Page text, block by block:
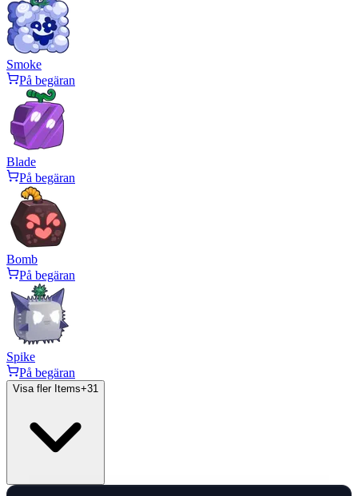
Smoke
På begäran
Blade
På begäran
Bomb
På begäran
Spike
På begäran
Visa fler Items+31